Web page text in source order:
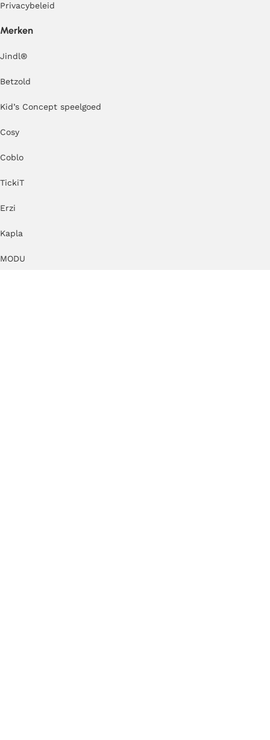
Privacybeleid
Merken
Jindl®
Betzold
Kid’s Concept speelgoed
Cosy
Coblo
TickiT
Erzi
Kapla
MODU